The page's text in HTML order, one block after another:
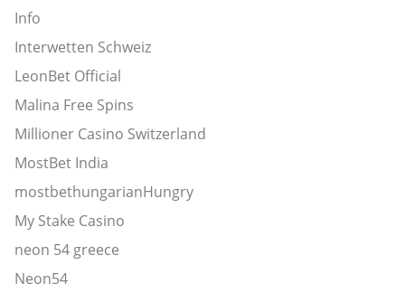
Info
Interwetten Schweiz
LeonBet Official
Malina Free Spins
Millioner Casino Switzerland
MostBet India
mostbethungarianHungry
My Stake Casino
neon 54 greece
Neon54